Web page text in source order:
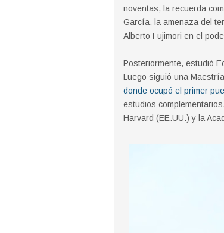
noventas, la recuerda
García, la amenaza del
Alberto Fujimori en el
Posteriormente, estudió
Luego siguió una
donde ocupó el primer
estudios
Harvard (EE.UU.) y la